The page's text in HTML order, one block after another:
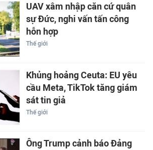
UAV xâm nhập căn cứ quân
sự Đức, nghi vấn tấn công
hỗn hợp
Thế giới
Khủng hoảng Ceuta: EU yêu
cầu Meta, TikTok tăng giám
sát tin giả
Thế giới
Ông Trump cảnh báo Đảng